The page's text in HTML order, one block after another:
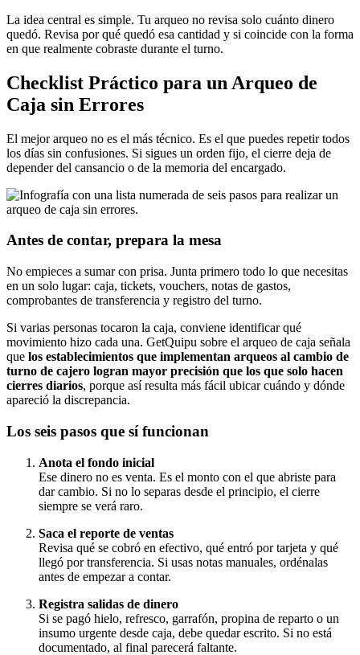
La idea central es simple. Tu arqueo no revisa solo cuánto dinero
quedó. Revisa por qué quedó esa cantidad y si coincide con la forma
en que realmente cobraste durante el turno.
Checklist Práctico para un Arqueo de
Caja sin Errores
El mejor arqueo no es el más técnico. Es el que puedes repetir todos
los días sin confusiones. Si sigues un orden fijo, el cierre deja de
depender del cansancio o de la memoria del encargado.
Antes de contar, prepara la mesa
No empieces a sumar con prisa. Junta primero todo lo que necesitas
en un solo lugar: caja, tickets, vouchers, notas de gastos,
comprobantes de transferencia y registro del turno.
Si varias personas tocaron la caja, conviene identificar qué
movimiento hizo cada una. GetQuipu sobre el arqueo de caja señala
que los establecimientos que implementan arqueos al cambio de
turno de cajero logran mayor precisión que los que solo hacen
cierres diarios, porque así resulta más fácil ubicar cuándo y dónde
apareció la discrepancia.
Los seis pasos que sí funcionan
Anota el fondo inicial
Ese dinero no es venta. Es el monto con el que abriste para
dar cambio. Si no lo separas desde el principio, el cierre
siempre se verá raro.
Saca el reporte de ventas
Revisa qué se cobró en efectivo, qué entró por tarjeta y qué
llegó por transferencia. Si usas notas manuales, ordénalas
antes de empezar a contar.
Registra salidas de dinero
Si se pagó hielo, refresco, garrafón, propina de reparto o un
insumo urgente desde caja, debe quedar escrito. Si no está
documentado, al final parecerá faltante.